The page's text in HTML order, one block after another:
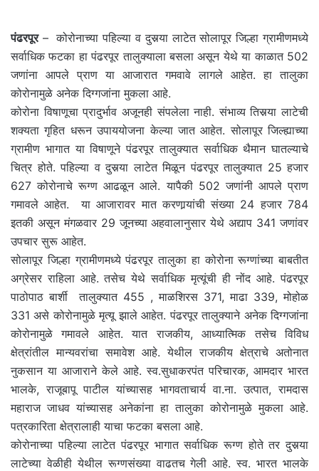
पंढरपूर– कोरोनाच्या पहिल्या व दुसर्‍या लाटेत सोलापूर जिल्हा ग्रामीणमध्ये
सर्वाधिक फटका हा पंढरपूर तालुक्याला बसला असून येथे या काळात 502
जणांना आपले प्राण या आजारात गमवावे लागले आहेत. हा तालुका
कोरोनामुळे अनेक दिग्गजांना मुकला आहे.
कोरोना विषाणूचा प्रादुर्भाव अजूनही संपलेला नाही. संभाव्य तिसर्‍या लाटेची
शक्यता गृहित धरून उपाययोजना केल्या जात आहेत. सोलापूर जिल्ह्याच्या
ग्रामीण भागात या विषाणूने पंढरपूर तालुक्यात सर्वाधिक थैमान घातल्याचे
चित्र होते. पहिल्या व दुसर्‍या लाटेत मिळून पंढरपूर तालुक्यात 25 हजार
627 कोरोनाचे रूग्ण आढळून आले. यापैकी 502 जणांनी आपले प्राण
गमावले आहेत. या आजारावर मात करणार्‍यांची संख्या 24 हजार 784
इतकी असून मंगळवार 29 जूनच्या अहवालानुसार येथे अद्याप 341 जणांवर
उपचार सुरू आहेत.
सोलापूर जिल्हा ग्रामीणमध्ये पंढरपूर तालुका हा कोरोना रूग्णांच्या बाबतीत
अग्रेसर राहिला आहे. तसेच येथे सर्वाधिक मृत्यूंची ही नोंद आहे. पंढरपूर
पाठोपाठ बार्शी तालुक्यात 455 , माळशिरस 371, माढा 339, मोहोळ
331 असे कोरोनामुळे मृत्यू झाले आहेत. पंढरपूर तालुक्याने अनेक दिग्गजांना
कोरोनामुळे गमावले आहेत. यात राजकीय, आध्यात्मिक तसेच विविध
क्षेत्रांतील मान्यवरांचा समावेश आहे. येथील राजकीय क्षेत्राचे अतोनात
नुकसान या आजाराने केले आहे. स्व.सुधाकरपंत परिचारक, आमदार भारत
भालके, राजूबापू पाटील यांच्यासह भागवताचार्य वा.ना. उत्पात, रामदास
महाराज जाधव यांच्यासह अनेकांना हा तालुका कोरोनामुळे मुकला आहे.
पत्रकारिता क्षेत्रालाही याचा फटका बसला आहे.
कोरोनाच्या पहिल्या लाटेत पंढरपूर भागात सर्वाधिक रूग्ण होते तर दुसर्‍या
लाटेच्या वेळीही येथील रूग्णसंख्या वाढतच गेली आहे. स्व. भारत भालके